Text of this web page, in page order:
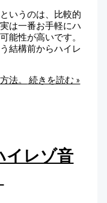
いうのは、比較的
は一番お手軽にハ
能性が高いです。
結構前からハイレ
法。
続きを読む »
イレゾ音